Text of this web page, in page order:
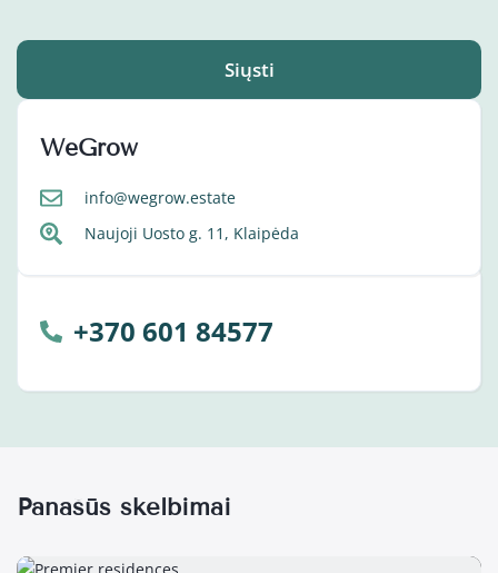
Siųsti
WeGrow
info@wegrow.estate
Naujoji Uosto g. 11, Klaipėda
+370 601 84577
Panašūs skelbimai